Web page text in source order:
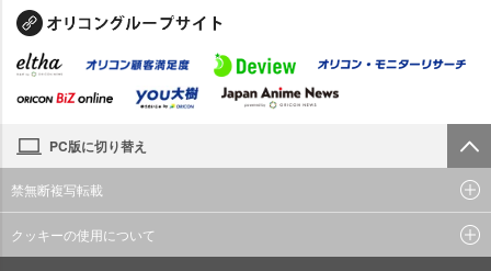
PC版に切り替え
禁無断複写転載
クッキーの使用について